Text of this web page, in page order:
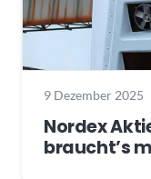
9 Dezember 2025
Nordex
braucht’s